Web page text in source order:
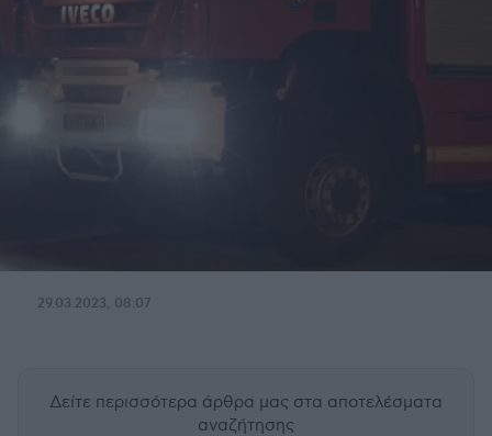
29.03.2023, 08:07
Δείτε περισσότερα άρθρα μας στα αποτελέσματα
αναζήτησης